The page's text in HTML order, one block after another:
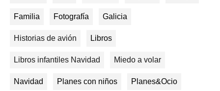
Familia Fotografía Galicia
Historias de avión Libros
Libros infantiles Navidad Miedo a volar
Navidad Planes con niños Planes&Ocio